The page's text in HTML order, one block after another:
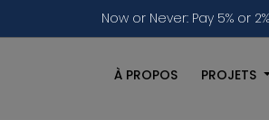
Now or Never: Pay 5% or
À PROPOS PROJETS